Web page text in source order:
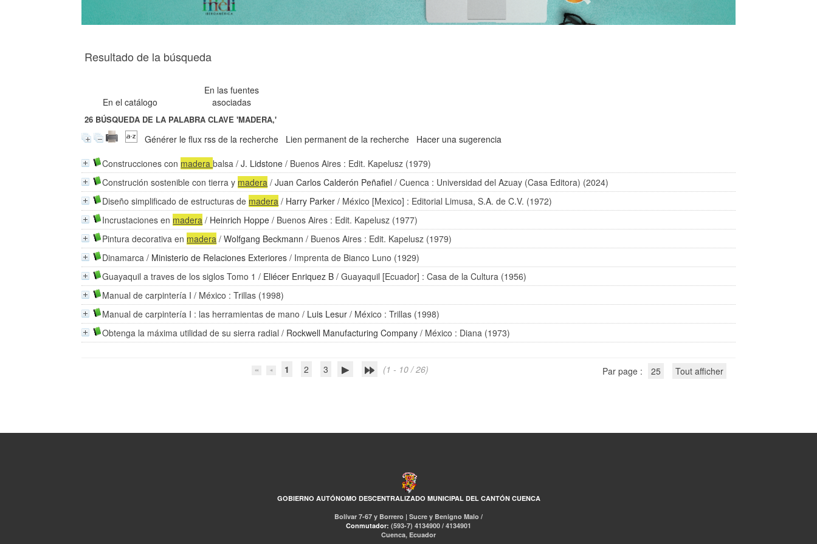
Resultado de la búsqueda
En el catálogo
En las fuentes
asociadas
26 BÚSQUEDA DE LA PALABRA CLAVE'MADERA,'
Générer le flux rss de la recherche Lien permanent de la recherche
Hacer una sugerencia
Construcciones con maderabalsa /J. Lidstone / Buenos Aires : Edit. Kapelusz (1979)
Construción sostenible con tierra y madera /Juan Carlos Calderón Peñafiel / Cuenca : Universidad del Azuay (Casa Editora) (2024)
Diseño simplificado de estructuras de madera / Harry Parker / México [Mexico] : Editorial Limusa, S.A. de C.V. (1972)
Incrustaciones en madera / Heinrich Hoppe / Buenos Aires : Edit. Kapelusz (1977)
Pintura decorativa en madera /Wolfgang Beckmann / Buenos Aires : Edit. Kapelusz (1979)
Dinamarca / Ministerio de Relaciones Exteriores / Imprenta de Bianco Luno (1929)
Guayaquil a traves de los siglos Tomo 1 / Eliécer Enriquez B / Guayaquil [Ecuador] : Casa de la Cultura (1956)
Manual de carpintería I / México : Trillas (1998)
Manual de carpintería I : las herramientas de mano / Luis Lesur / México : Trillas (1998)
Obtenga la máxima utilidad de su sierra radial / Rockwell Manufacturing Company / México : Diana (1973)
1 2 3 (1 - 10 / 26) Par page : 25 Tout afficher
GOBIERNO AUTÓNOMO DESCENTRALIZADO MUNICIPAL DEL CANTÓN CUENCA
Bolívar 7-67 y Borrero | Sucre y Benigno Malo /
Conmutador: (593-7) 4134900 / 4134901
Cuenca, Ecuador